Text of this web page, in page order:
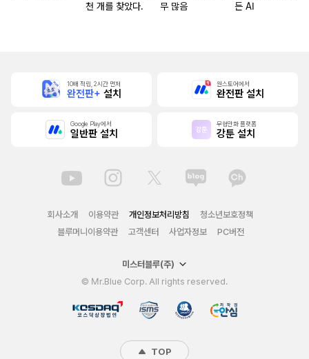
천 개를 찾았다.
무 많음
든 AI
10배 적립, 2시간 먼저
완전판+ 설치
원스토어에서
완전판 설치
Google Play에서
일반판 설치
무협만화 플랫폼
강툰 설치
회사소개 이용약관 개인정보처리방침
청소년보호정책
블루머니이용약관
고객센터 사업자정보 PC버전
미스터블루(주)
© Mr.Blue Corp. All rights reserved.
TOP